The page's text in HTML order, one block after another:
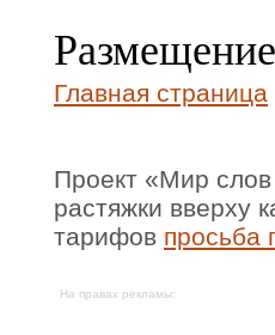
Главная страница
Проект «Мир
растяжки вверху
тарифов просьба
На правах рекламы: